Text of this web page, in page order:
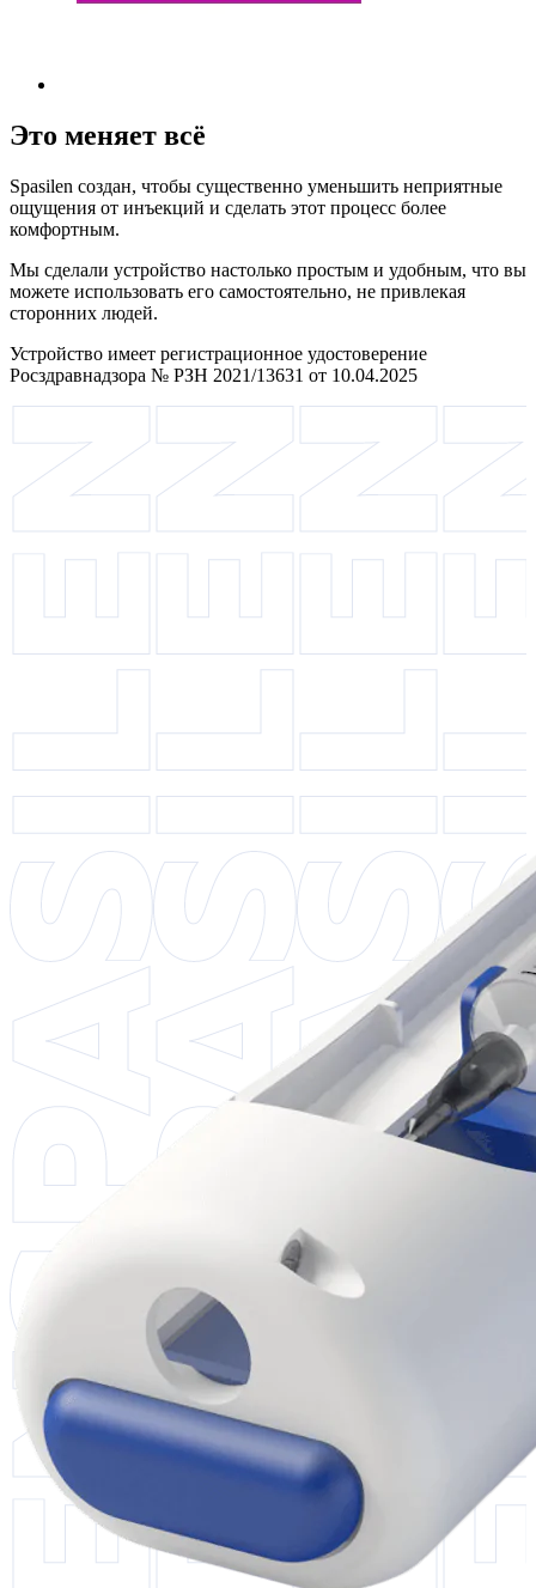
Это меняет всё
Spasilen создан, чтобы существенно уменьшить неприятные
ощущения от инъекций и сделать этот процесс более
комфортным.
Мы сделали устройство настолько простым и удобным, что вы
можете использовать его самостоятельно, не привлекая
сторонних людей.
Устройство имеет регистрационное удостоверение
Росздравнадзора № РЗН 2021/13631 от 10.04.2025